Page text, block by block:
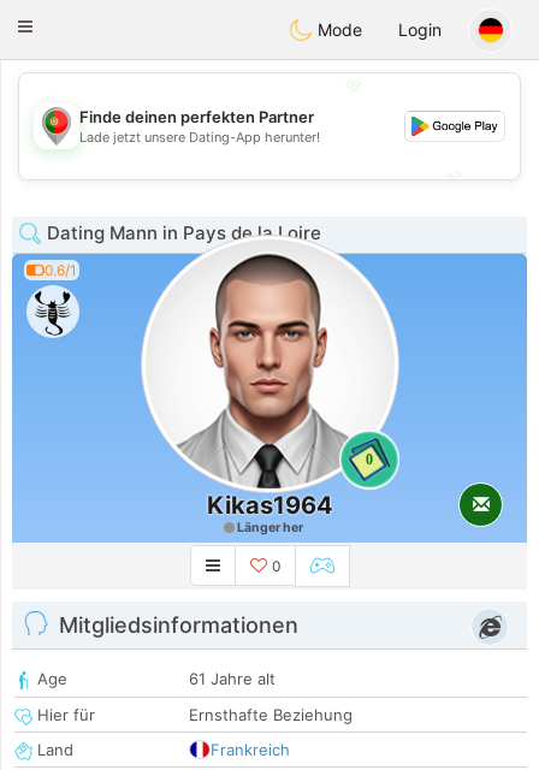
Portugues
Toggle
Mode Login
💖
💕
Finde deinen perfekten Partner
Lade jetzt unsere Dating-App herunter!
Dating Mann in Pays de la Loire
0.6/1
0
Kikas1964
Länger her
0
Mitgliedsinformationen
Age
61 Jahre alt
Hier für
Ernsthafte Beziehung
Land
Frankreich